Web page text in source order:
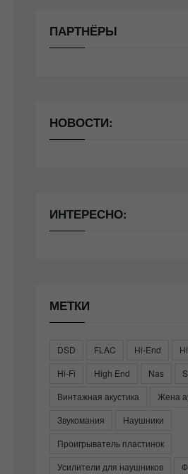
ПАРТНЁРЫ
НОВОСТИ:
ИНТЕРЕСНО:
МЕТКИ
DSD FLAC Hi-End
Hi-Fi
High End Nas
Винтажная акустика
Жена
Звукомания
Наушники
Проигрыватель пластинок
Усилители для наушников